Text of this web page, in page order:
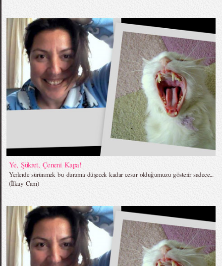
Ye, Şükret, Çeneni Kapa!
Yerlerde sürünmek bu duruma düşecek kadar cesur olduğumuzu gösterir sadece...
(İlkay Cam)